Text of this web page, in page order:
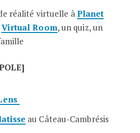
réalité virtuelle àPlanet
Virtual Room, un quiz, un
au Câteau-Cambrésis